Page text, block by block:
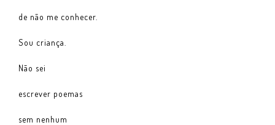
de não me conhecer.
Sou criança.
Não sei
escrever poemas
sem nenhum